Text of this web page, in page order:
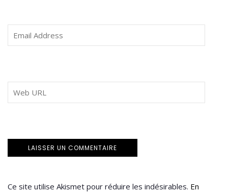
Ce site utilise Akismet pour réduire les indésirables. En